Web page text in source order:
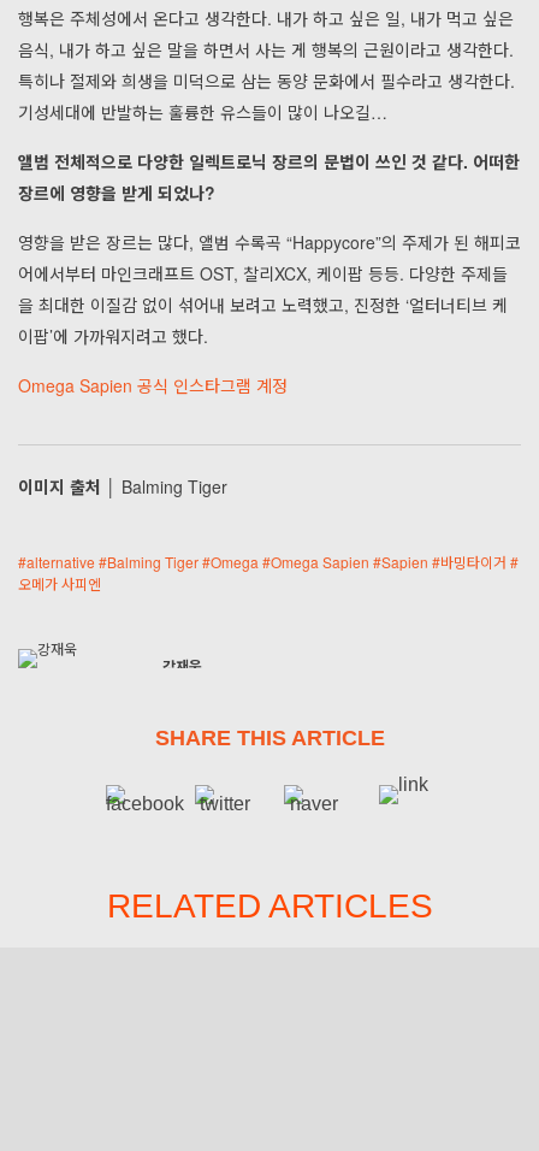
행복은 주체성에서 온다고 생각한다. 내가 하고 싶은 일, 내가 먹고 싶은
음식, 내가 하고 싶은 말을 하면서 사는 게 행복의 근원이라고 생각한다.
특히나 절제와 희생을 미덕으로 삼는 동양 문화에서 필수라고 생각한다.
기성세대에 반발하는 훌륭한 유스들이 많이 나오길…
앨범 전체적으로 다양한 일렉트로닉 장르의 문법이 쓰인 것 같다. 어떠한
장르에 영향을 받게 되었나?
영향을 받은 장르는 많다, 앨범 수록곡 “Happycore”의 주제가 된 해피코
어에서부터 마인크래프트 OST, 찰리XCX, 케이팝 등등. 다양한 주제들
을 최대한 이질감 없이 섞어내 보려고 노력했고, 진정한 ‘얼터너티브 케
이팝’에 가까워지려고 했다.
Omega Sapien 공식 인스타그램 계정
이미지 출처 │ Balming Tiger
#alternative #Balming Tiger#Omega #Omega Sapien #Sapien #바밍타이거 #
오메가 사피엔
강재욱
SHARE THIS ARTICLE
RELATED ARTICLES